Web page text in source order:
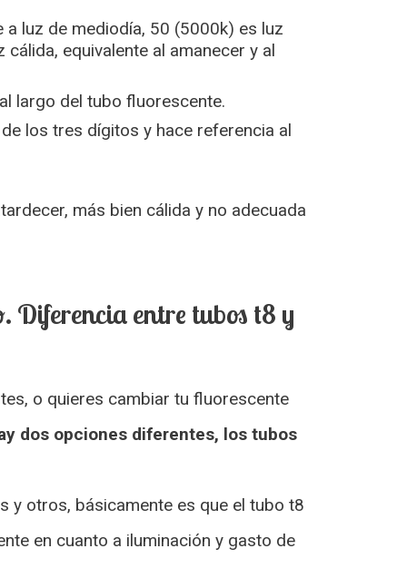
luz de mediodía, 50 (5000k) es luz
equivalente al amanecer y al
largo del tubo fluorescente.
los tres dígitos y hace referencia al
más bien cálida y no adecuada
Diferencia entre tubos t8 y
o quieres cambiar tu fluorescente
dos opciones diferentes, los tubos
y otros, básicamente es que el tubo t8
en cuanto a iluminación y gasto de